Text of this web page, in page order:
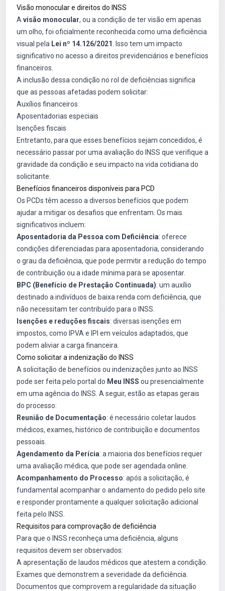
Visão monocular e direitos do INSS
A visão monocular, ou a condição de ter visão em apenas
um olho, foi oficialmente reconhecida como uma deficiência
visual pela Lei nº 14.126/2021
. Isso tem um impacto
significativo no acesso a direitos previdenciários e benefícios
financeiros.
A inclusão dessa condição no rol de deficiências significa
que as pessoas afetadas podem solicitar:
Auxílios financeiros
Aposentadorias especiais
Isenções fiscais
Entretanto, para que esses benefícios sejam concedidos, é
necessário passar por uma avaliação do INSS que verifique a
gravidade da condição e seu impacto na vida cotidiana do
solicitante.
Benefícios financeiros disponíveis para PCD
Os PCDs têm acesso a diversos benefícios que podem
ajudar a mitigar os desafios que enfrentam. Os mais
significativos incluem:
Aposentadoria da Pessoa com Deficiência: oferece
condições diferenciadas para aposentadoria, considerando
o grau da deficiência, que pode permitir a redução do tempo
de contribuição ou a idade mínima para se aposentar.
BPC (Benefício de Prestação Continuada): um auxílio
destinado a indivíduos de baixa renda com deficiência, que
não necessitam ter contribuído para o INSS.
Isenções e reduções fiscais: diversas isenções em
impostos, como IPVA e IPI em veículos adaptados, que
podem aliviar a carga financeira.
Como solicitar a indenização do INSS
A solicitação de benefícios ou indenizações junto ao INSS
pode ser feita pelo portal do Meu INSS ou presencialmente
em uma agência do INSS. A seguir, estão as etapas gerais
do processo:
Reunião de Documentação: é necessário coletar laudos
médicos, exames, histórico de contribuição e documentos
pessoais.
Agendamento da Perícia: a maioria dos benefícios requer
uma avaliação médica, que pode ser agendada online.
Acompanhamento do Processo: após a solicitação, é
fundamental acompanhar o andamento do pedido pelo site
e responder prontamente a qualquer solicitação adicional
feita pelo INSS.
Requisitos para comprovação de deficiência
Para que o INSS reconheça uma deficiência, alguns
requisitos devem ser observados:
A apresentação de laudos médicos que atestem a condição.
Exames que demonstrem a severidade da deficiência.
Documentos que comprovem a regularidade da situação